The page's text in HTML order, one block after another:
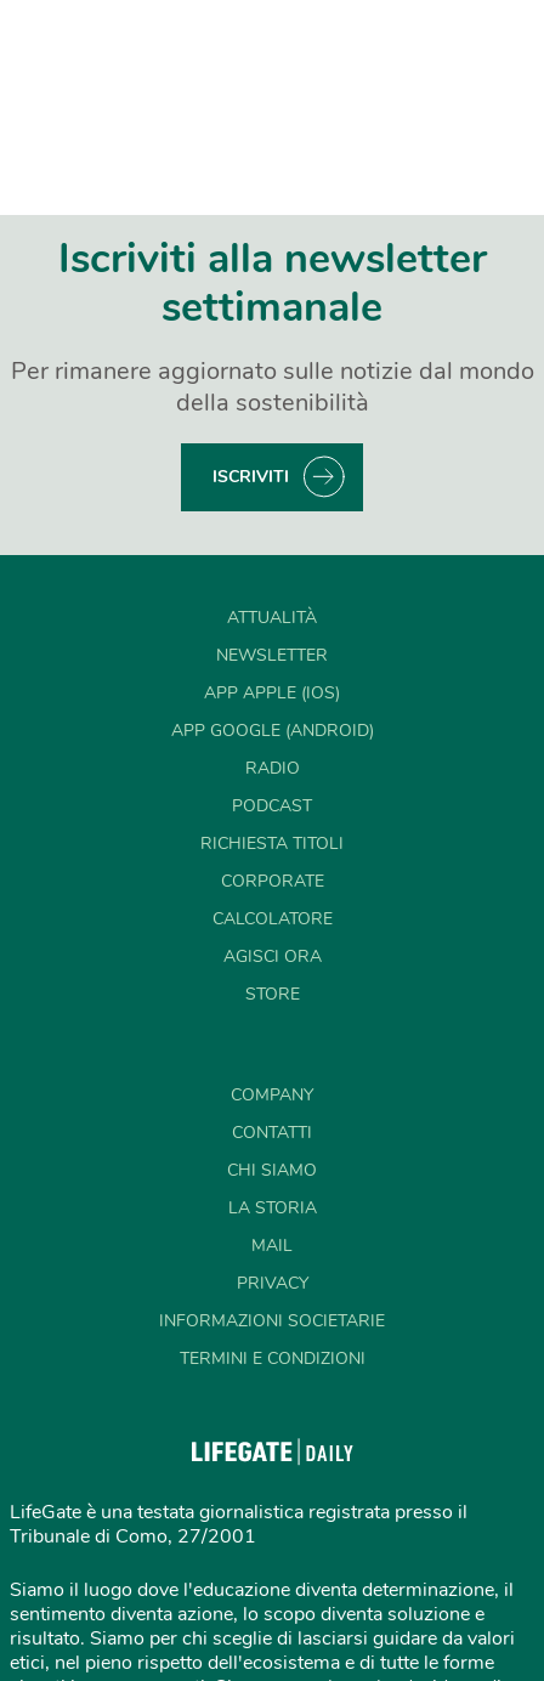
Iscriviti alla newsletter
settimanale
Per rimanere aggiornato sulle notizie dal mondo
della sostenibilità
ISCRIVITI
ATTUALITÀ
NEWSLETTER
APP APPLE (IOS)
APP GOOGLE (ANDROID)
RADIO
PODCAST
RICHIESTA TITOLI
CORPORATE
CALCOLATORE
AGISCI ORA
STORE
COMPANY
CONTATTI
CHI SIAMO
LA STORIA
MAIL
PRIVACY
INFORMAZIONI SOCIETARIE
TERMINI E CONDIZIONI
LifeGate è una testata giornalistica registrata presso il
Tribunale di Como, 27/2001
Siamo il luogo dove l'educazione diventa determinazione, il
sentimento diventa azione, lo scopo diventa soluzione e
risultato. Siamo per chi sceglie di lasciarsi guidare da valori
etici, nel pieno rispetto dell'ecosistema e di tutte le forme